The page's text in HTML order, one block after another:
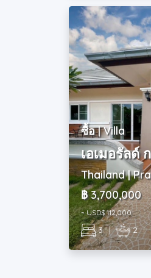
ซื้อ | Villa
เอเมอรัลด์
Thailand |
฿ 3,700,000
~ USD$ 112,000
3 | 2 |